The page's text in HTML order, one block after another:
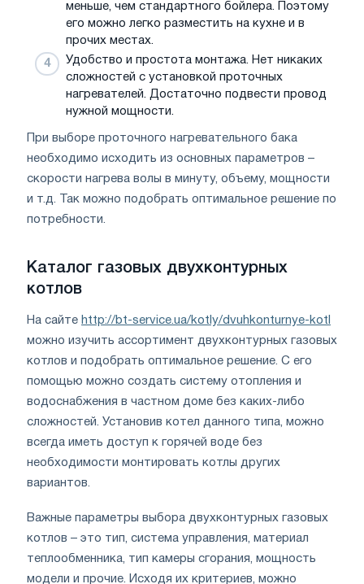
меньше, чем стандартного бойлера. Поэтому
его можно легко разместить на кухне и в
прочих местах.
Удобство и простота монтажа. Нет никаких
сложностей с установкой проточных
нагревателей. Достаточно подвести провод
нужной мощности.
При выборе проточного нагревательного бака
необходимо исходить из основных параметров –
скорости нагрева волы в минуту, объему, мощности
и т.д. Так можно подобрать оптимальное решение по
потребности.
Каталог газовых двухконтурных
котлов
На сайте http://bt-service.ua/kotly/dvuhkonturnye-kotl
можно изучить ассортимент двухконтурных газовых
котлов и подобрать оптимальное решение. С его
помощью можно создать систему отопления и
водоснабжения в частном доме без каких-либо
сложностей. Установив котел данного типа, можно
всегда иметь доступ к горячей воде без
необходимости монтировать котлы других
вариантов.
Важные параметры выбора двухконтурных газовых
котлов – это тип, система управления, материал
теплообменника, тип камеры сгорания, мощность
модели и прочие. Исходя их критериев, можно